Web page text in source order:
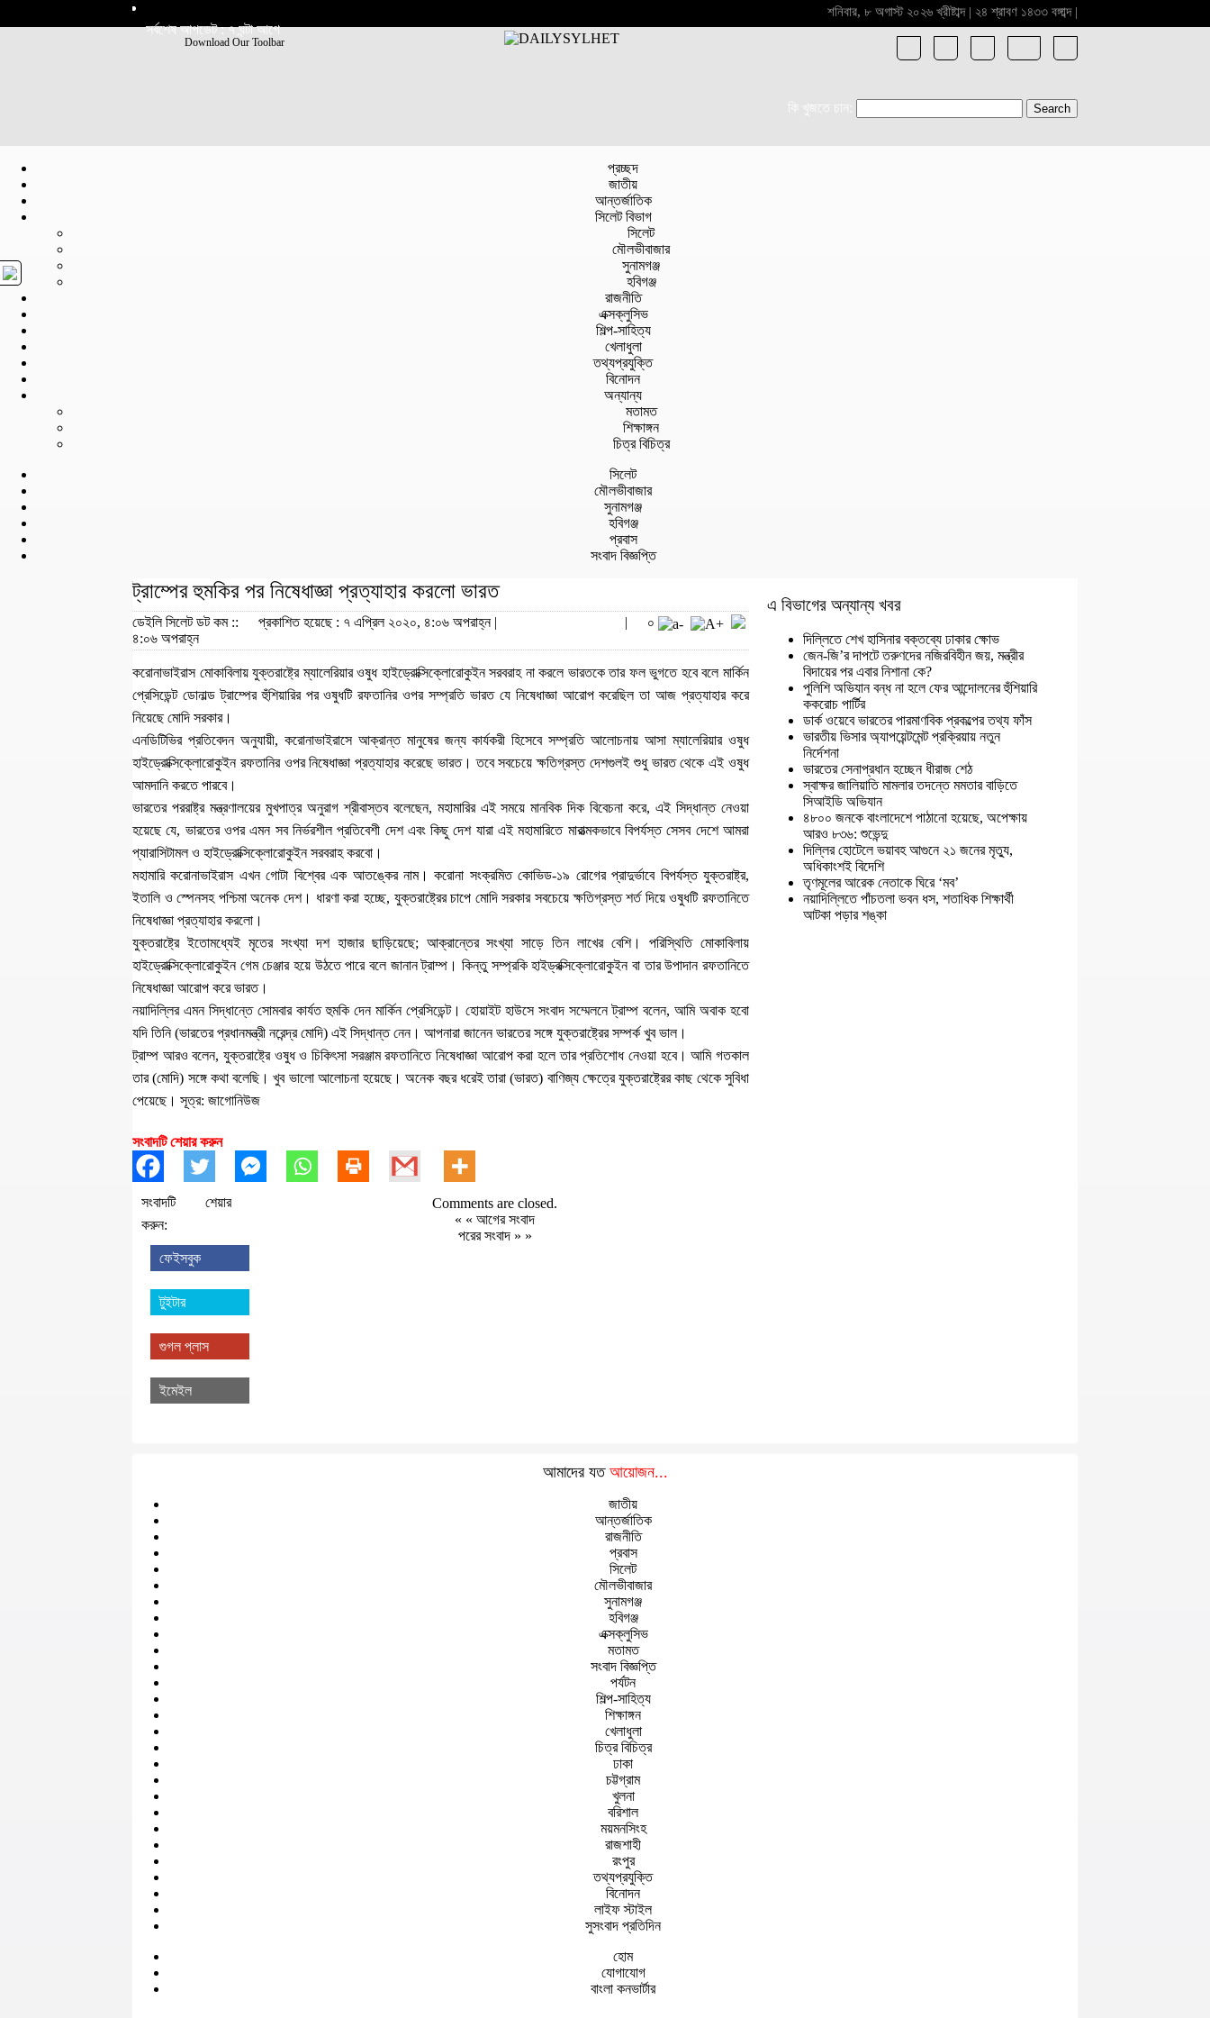
সর্বশেষ আপডেট : ৭ ঘন্টা আগে
শনিবার, ৮ অগাস্ট ২০২৬ খ্রীষ্টাব্দ | ২৪ শ্রাবণ ১৪৩৩ বঙ্গাব্দ |
Download Our Toolbar
কি খুজতে চান:
প্রচ্ছদ
জাতীয়
আন্তর্জাতিক
সিলেট বিভাগ
সিলেট
মৌলভীবাজার
সুনামগঞ্জ
হবিগঞ্জ
রাজনীতি
এক্সক্লুসিভ
শিল্প-সাহিত্য
খেলাধুলা
তথ্যপ্রযুক্তি
বিনোদন
অন্যান্য
মতামত
শিক্ষাঙ্গন
চিত্র বিচিত্র
সিলেট
মৌলভীবাজার
সুনামগঞ্জ
হবিগঞ্জ
প্রবাস
সংবাদ বিজ্ঞপ্তি
ট্রাম্পের হুমকির পর নিষেধাজ্ঞা প্রত্যাহার করলো ভারত
ডেইলি সিলেট ডট কম ::
প্রকাশিত হয়েছে : ৭ এপ্রিল ২০২০, ৪:০৬ অপরাহ্ন |
৪:০৬ অপরাহ্ন
| ০
করোনাভাইরাস মোকাবিলায় যুক্তরাষ্ট্রে ম্যালেরিয়ার ওষুধ হাইড্রোক্সিক্লোরোকুইন সরবরাহ না করলে ভারতকে তার ফল ভুগতে হবে বলে মার্কিন
প্রেসিডেন্ট ডোনাল্ড ট্রাম্পের হুঁশিয়ারির পর ওষুধটি রফতানির ওপর সম্প্রতি ভারত যে নিষেধাজ্ঞা আরোপ করেছিল তা আজ প্রত্যাহার করে
নিয়েছে মোদি সরকার।
এনডিটিভির প্রতিবেদন অনুযায়ী, করোনাভাইরাসে আক্রান্ত মানুষের জন্য কার্যকরী হিসেবে সম্প্রতি আলোচনায় আসা ম্যালেরিয়ার ওষুধ
হাইড্রোক্সিক্লোরোকুইন রফতানির ওপর নিষেধাজ্ঞা প্রত্যাহার করেছে ভারত। তবে সবচেয়ে ক্ষতিগ্রস্ত দেশগুলই শুধু ভারত থেকে এই ওষুধ
আমদানি করতে পারবে।
ভারতের পররাষ্ট্র মন্ত্রণালয়ের মুখপাত্র অনুরাগ শ্রীবাস্তব বলেছেন, মহামারির এই সময়ে মানবিক দিক বিবেচনা করে, এই সিদ্ধান্ত নেওয়া
হয়েছে যে, ভারতের ওপর এমন সব নির্ভরশীল প্রতিবেশী দেশ এবং কিছু দেশ যারা এই মহামারিতে মারাত্মকভাবে বিপর্যস্ত সেসব দেশে আমরা
প্যারাসিটামল ও হাইড্রোক্সিক্লোরোকুইন সরবরাহ করবো।
মহামারি করোনাভাইরাস এখন গোটা বিশ্বের এক আতঙ্কের নাম। করোনা সংক্রমিত কোভিড-১৯ রোগের প্রাদুর্ভাবে বিপর্যস্ত যুক্তরাষ্ট্র,
ইতালি ও স্পেনসহ পশ্চিমা অনেক দেশ। ধারণা করা হচ্ছে, যুক্তরাষ্ট্রের চাপে মোদি সরকার সবচেয়ে ক্ষতিগ্রস্ত শর্ত দিয়ে ওষুধটি রফতানিতে
নিষেধাজ্ঞা প্রত্যাহার করলো।
যুক্তরাষ্ট্রে ইতোমধ্যেই মৃতের সংখ্যা দশ হাজার ছাড়িয়েছে; আক্রান্তের সংখ্যা সাড়ে তিন লাখের বেশি। পরিস্থিতি মোকাবিলায়
হাইড্রোক্সিক্লোরোকুইন গেম চেঞ্জার হয়ে উঠতে পারে বলে জানান ট্রাম্প। কিন্তু সম্প্রকি হাইড্রক্সিক্লোরোকুইন বা তার উপাদান রফতানিতে
নিষেধাজ্ঞা আরোপ করে ভারত।
নয়াদিল্লির এমন সিদ্ধান্তে সোমবার কার্যত হুমকি দেন মার্কিন প্রেসিডেন্ট। হোয়াইট হাউসে সংবাদ সম্মেলনে ট্রাম্প বলেন, আমি অবাক হবো
যদি তিনি (ভারতের প্রধানমন্ত্রী নরেন্দ্র মোদি) এই সিদ্ধান্ত নেন। আপনারা জানেন ভারতের সঙ্গে যুক্তরাষ্ট্রের সম্পর্ক খুব ভাল।
ট্রাম্প আরও বলেন, যুক্তরাষ্ট্রে ওষুধ ও চিকিৎসা সরঞ্জাম রফতানিতে নিষেধাজ্ঞা আরোপ করা হলে তার প্রতিশোধ নেওয়া হবে। আমি গতকাল
তার (মোদি) সঙ্গে কথা বলেছি। খুব ভালো আলোচনা হয়েছে। অনেক বছর ধরেই তারা (ভারত) বাণিজ্য ক্ষেত্রে যুক্তরাষ্ট্রের কাছ থেকে সুবিধা
পেয়েছে। সূত্র: জাগোনিউজ
সংবাদটি শেয়ার করুন
সংবাদটি শেয়ার
করুন:
ফেইসবুক
টুইটার
গুগল প্লাস
ইমেইল
Comments are closed.
« « আগের সংবাদ
পরের সংবাদ » »
এ বিভাগের অন্যান্য খবর
দিল্লিতে শেখ হাসিনার বক্তব্যে ঢাকার ক্ষোভ
জেন-জি’র দাপটে তরুণদের নজিরবিহীন জয়, মন্ত্রীর
বিদায়ের পর এবার নিশানা কে?
পুলিশি অভিযান বন্ধ না হলে ফের আন্দোলনের হুঁশিয়ারি
ককরোচ পার্টির
ডার্ক ওয়েবে ভারতের পারমাণবিক প্রকল্পের তথ্য ফাঁস
ভারতীয় ভিসার অ্যাপয়েন্টমেন্ট প্রক্রিয়ায় নতুন
নির্দেশনা
ভারতের সেনাপ্রধান হচ্ছেন ধীরাজ শেঠ
স্বাক্ষর জালিয়াতি মামলার তদন্তে মমতার বাড়িতে
সিআইডি অভিযান
৪৮০০ জনকে বাংলাদেশে পাঠানো হয়েছে, অপেক্ষায়
আরও ৮৩৬: শুভেন্দু
দিল্লির হোটেলে ভয়াবহ আগুনে ২১ জনের মৃত্যু,
অধিকাংশই বিদেশি
তৃণমূলের আরেক নেতাকে ঘিরে ‘মব’
নয়াদিল্লিতে পাঁচতলা ভবন ধস, শতাধিক শিক্ষার্থী
আটকা পড়ার শঙ্কা
আমাদের যত আয়োজন...
জাতীয়
আন্তর্জাতিক
রাজনীতি
প্রবাস
সিলেট
মৌলভীবাজার
সুনামগঞ্জ
হবিগঞ্জ
এক্সক্লুসিভ
মতামত
সংবাদ বিজ্ঞপ্তি
পর্যটন
শিল্প-সাহিত্য
শিক্ষাঙ্গন
খেলাধুলা
চিত্র বিচিত্র
ঢাকা
চট্টগ্রাম
খুলনা
বরিশাল
ময়মনসিংহ
রাজশাহী
রংপুর
তথ্যপ্রযুক্তি
বিনোদন
লাইফ স্টাইল
সুসংবাদ প্রতিদিন
হোম
যোগাযোগ
বাংলা কনভার্টার